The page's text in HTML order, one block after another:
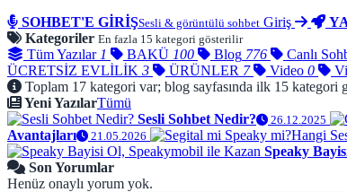
SOHBET'E GİRİŞSesli & görüntülü sohbet Giriş
Kategoriler En fazla 15 kategori gösterilir
Tüm Yazılar 1 BAKÜ 100 Blog 776 Canlı
ÜCRETSİZ EVLİLİK 3 ÜRÜNLER 7 Video 0
Toplam 17 kategori var; blog sayfasında ilk 15 kategori
Yeni YazılarTümü
Sesli Sohbet Nedir?
26.12.2025
Avantajları
21.05.2026
Speaky
Son Yorumlar
Henüz onaylı yorum yok.